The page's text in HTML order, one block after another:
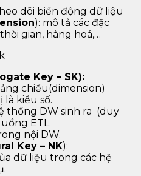
dõi biến động dữ liệu
): mô tả các đặc
gian, hàng hoá,…
Key – SK):
chiều(dimension)
kiểu số.
thống DW sinh ra (duy
ETL
nội DW.
Key – NK):
dữ liệu trong các hệ